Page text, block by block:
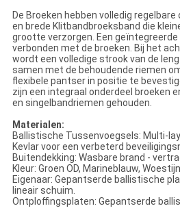
De Broeken hebben volledig
en brede Klitbandbroeksband die
grootte verzorgen. Een
verbonden met de broeken. Bij het
wordt een volledige strook van de
samen met de behoudende riemen
flexibele pantser in positie te
zijn een integraal onderdeel broeken
en singelbandriemen gehouden.
Materialen:
Ballistische Tussenvoegsels: Multi-
Kevlar voor een verbeterd
Buitendekking: Wasbare brand -
Kleur: Groen OD, Marineblauw,
Eigenaar: Gepantserde ballistische
lineair schuim.
Ontploffingsplaten: Gepantserde